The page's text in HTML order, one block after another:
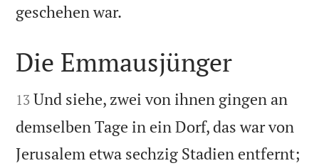
geschehen war.

Die Emmausjünger

13 Und siehe, zwei von ihnen gingen an
demselben Tage in ein Dorf, das war von
Jerusalem etwa sechzig Stadien entfernt;